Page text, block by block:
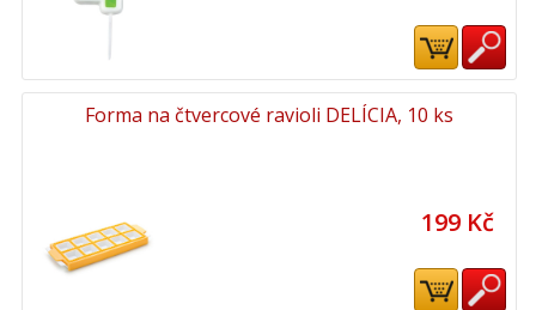
Forma na čtvercové ravioli DELÍCIA, 10 ks
199 Kč